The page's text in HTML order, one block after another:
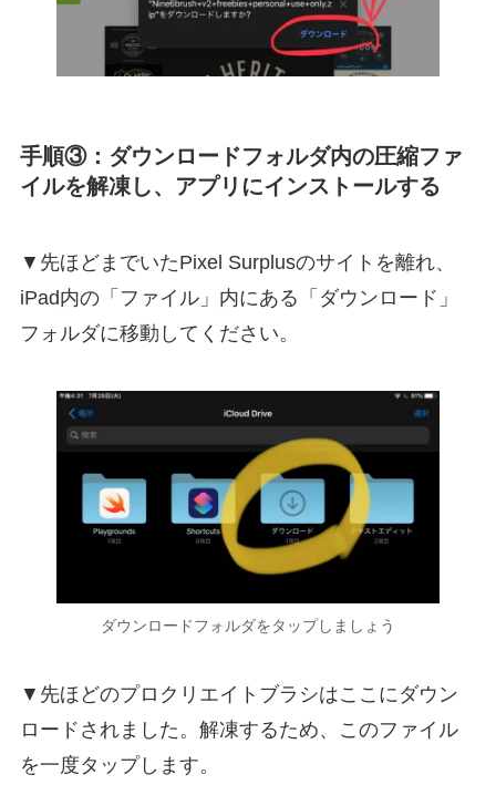
手順③：ダウンロードフォルダ内の圧縮ファ
イルを解凍し、アプリにインストールする
▼先ほどまでいたPixel Surplusのサイトを離れ、
iPad内の「ファイル」内にある「ダウンロード」
フォルダに移動してください。
ダウンロードフォルダをタップしましょう
▼先ほどのプロクリエイトブラシはここにダウン
ロードされました。解凍するため、このファイル
を一度タップします。